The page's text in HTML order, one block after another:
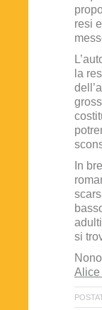
resi
la
In
si
Alice